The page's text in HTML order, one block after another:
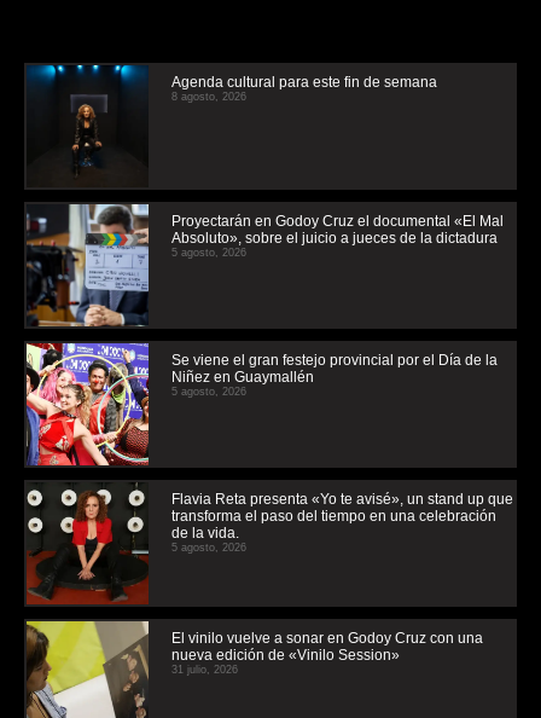
Agenda cultural para este fin de semana
8 agosto, 2026
Proyectarán en Godoy Cruz el documental «El Mal
Absoluto», sobre el juicio a jueces de la dictadura
5 agosto, 2026
Se viene el gran festejo provincial por el Día de la
Niñez en Guaymallén
5 agosto, 2026
Flavia Reta presenta «Yo te avisé», un stand up que
transforma el paso del tiempo en una celebración
de la vida.
5 agosto, 2026
El vinilo vuelve a sonar en Godoy Cruz con una
nueva edición de «Vinilo Session»
31 julio, 2026